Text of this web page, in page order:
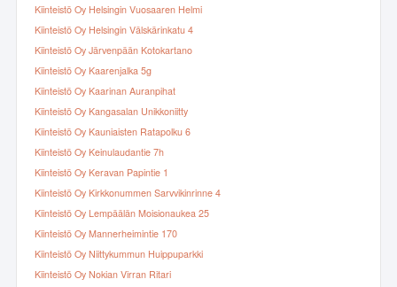
Kiinteistö Oy Helsingin Vuosaaren Helmi
Kiinteistö Oy Helsingin Välskärinkatu 4
Kiinteistö Oy Järvenpään Kotokartano
Kiinteistö Oy Kaarenjalka 5g
Kiinteistö Oy Kaarinan Auranpihat
Kiinteistö Oy Kangasalan Unikkoniitty
Kiinteistö Oy Kauniaisten Ratapolku 6
Kiinteistö Oy Keinulaudantie 7h
Kiinteistö Oy Keravan Papintie 1
Kiinteistö Oy Kirkkonummen Sarvvikinrinne 4
Kiinteistö Oy Lempäälän Moisionaukea 25
Kiinteistö Oy Mannerheimintie 170
Kiinteistö Oy Niittykummun Huippuparkki
Kiinteistö Oy Nokian Virran Ritari